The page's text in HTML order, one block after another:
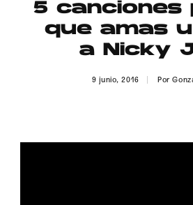
Contacto
5 canciones
que amas
a Nicky
9 junio, 2016 Por